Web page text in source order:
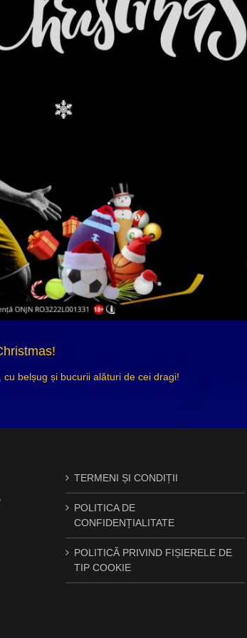
belșug și bucurii alături de cei dragi!
TERMENI ȘI CONDIȚII
POLITICA DE
CONFIDENȚIALITATE
POLITICĂ PRIVIND FIȘIERELE DE
TIP COOKIE